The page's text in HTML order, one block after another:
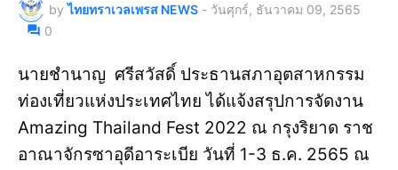
by ไทยทราเวลเพรส NEWS - วันศุกร์, ธันวาคม 09, 2565
0
นายชำนาญ ศรีสวัสดิ์ ประธานสภาอุตสาหกรรม
ท่องเที่ยวแห่งประเทศไทย ได้แจ้งสรุปการจัดงาน
Amazing Thailand Fest 2022 ณ กรุงริยาด ราช
อาณาจักรซาอุดีอาระเบีย วันที่ 1-3 ธ.ค. 2565 ณ